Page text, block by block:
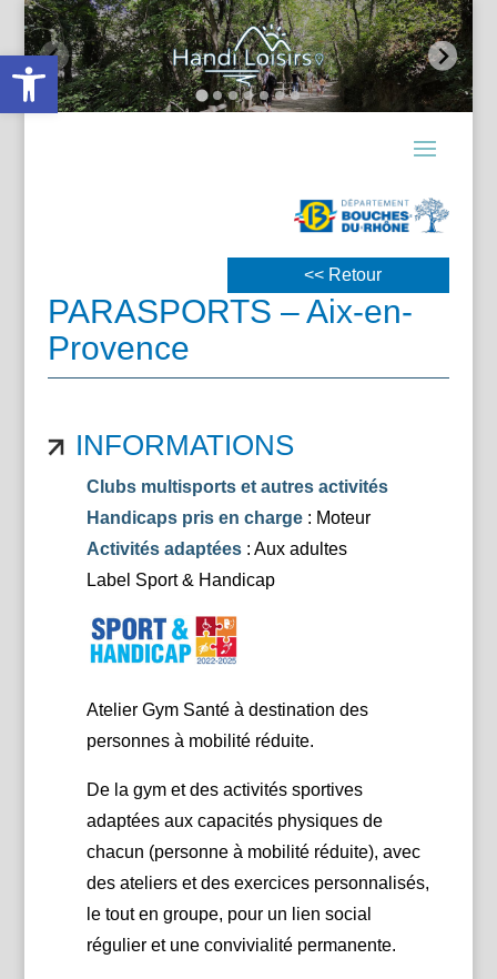
Ouvrir la barre d’outils
<< Retour
PARASPORTS – Aix-en-
Provence
INFORMATIONS
Clubs multisports et autres activités
Handicaps pris en charge: Moteur
Activités adaptées: Aux adultes
Label Sport & Handicap
Atelier Gym Santé à destination des
personnes à mobilité réduite.
De la gym et des activités sportives
adaptées aux capacités physiques de
chacun (personne à mobilité réduite), avec
des ateliers et des exercices personnalisés,
le tout en groupe, pour un lien social
régulier et une convivialité permanente.